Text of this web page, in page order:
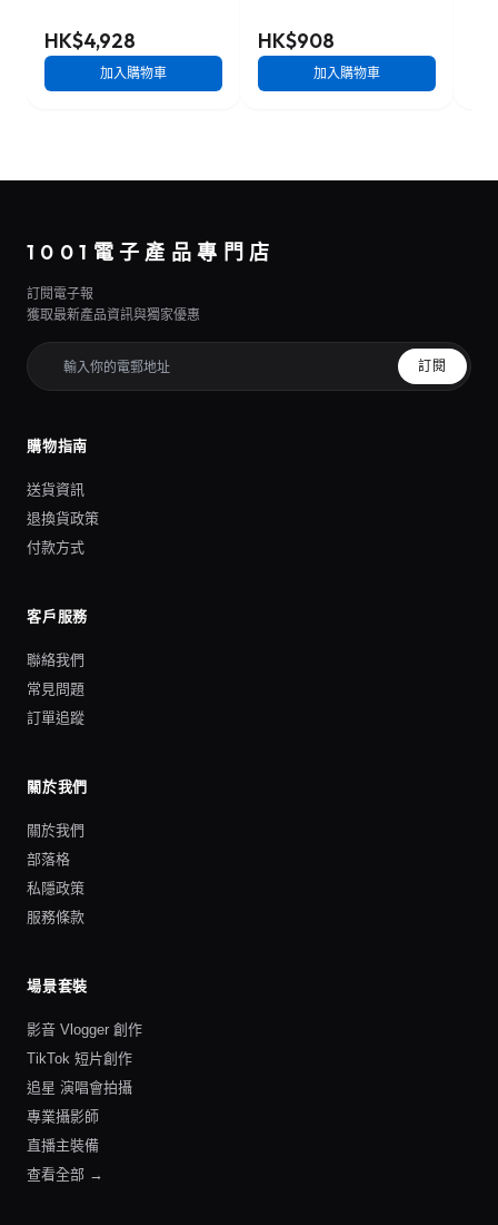
HK$4,928
加入購物車
HK$908
加入購物車
1001電子產品專門店
訂閱電子報
獲取最新產品資訊與獨家優惠
訂閱
購物指南
送貨資訊
退換貨政策
付款方式
客戶服務
聯絡我們
常見問題
訂單追蹤
關於我們
關於我們
部落格
私隱政策
服務條款
場景套裝
影音 Vlogger 創作
TikTok 短片創作
追星 演唱會拍攝
專業攝影師
直播主裝備
查看全部 →